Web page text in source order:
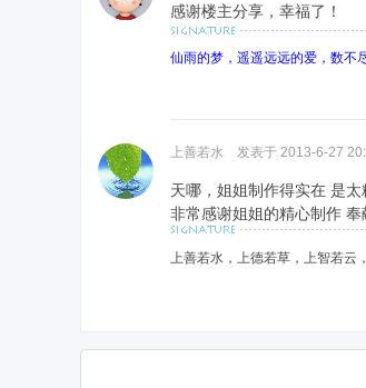
感谢楼主分享，幸福了！
仙雨的梦，遥遥远远的爱，数不
上善若水 发表于 2013-6-27
天哪，姐姐制作得实在 是
非常感谢姐姐的精心制作 奉
上善若水，上德若草，上智若云